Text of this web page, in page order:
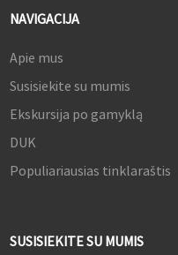
NAVIGACIJA
Apie mus
Susisiekite su mumis
Ekskursija po gamyklą
DUK
Populiariausias tinklaraštis
SUSISIEKITE SU MUMIS